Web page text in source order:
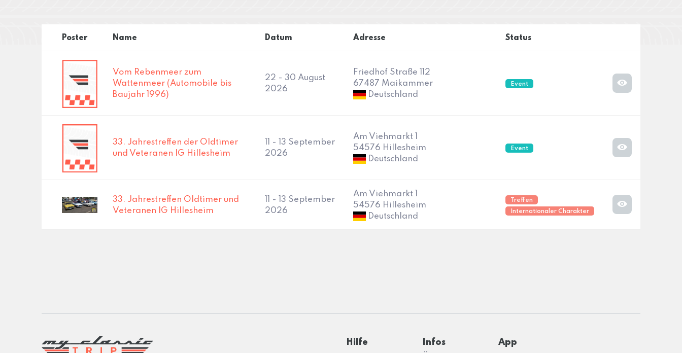
Poster Name Datum Adresse Status
Vom Rebenmeer zum
Wattenmeer (Automobile bis
Baujahr 1996)
22 - 30 August
2026
Friedhof Straße 112
67487 Maikammer
Deutschland
Event
33. Jahrestreffen der Oldtimer
und Veteranen IG Hillesheim
11 - 13 September
2026
Am Viehmarkt 1
54576 Hillesheim
Deutschland
Event
33. Jahrestreffen Oldtimer und
Veteranen IG Hillesheim
11 - 13 September
2026
Am Viehmarkt 1
54576 Hillesheim
Deutschland
Treffen
Internationaler Charakter
Hilfe Infos App